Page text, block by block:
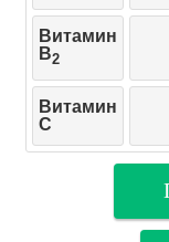
Витамин
B2
Витамин
C